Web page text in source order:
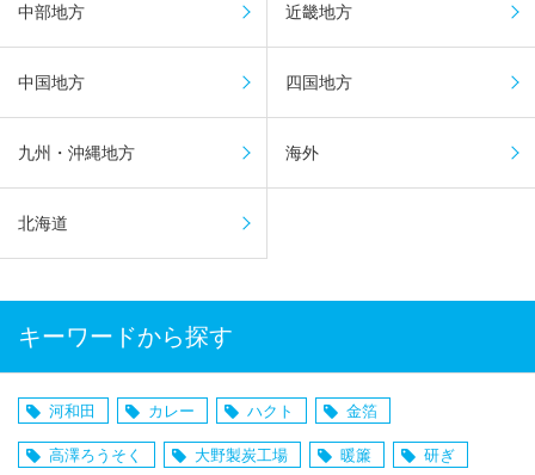
中部地方 近畿地方
中国地方 四国地方
九州・沖縄地方 海外
北海道
キーワードから探す
河和田 カレー ハクト 金箔
高澤ろうそく 大野製炭工場 暖簾 研ぎ